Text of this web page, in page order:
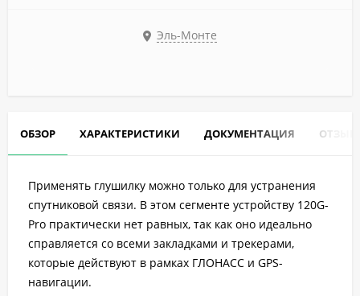
Эль-Монте
ОБЗОР ХАРАКТЕРИСТИКИ ДОКУМЕНТАЦИЯ
Применять глушилку можно только для устранения
спутниковой связи. В этом сегменте устройству 120G-
Pro практически нет равных, так как оно идеально
справляется со всеми закладками и трекерами,
которые действуют в рамках ГЛОНАСС и GPS-
навигации.